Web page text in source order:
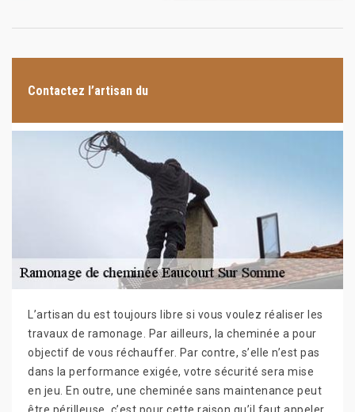
Contactez l’artisan du
L’artisan du est toujours libre si vous voulez réaliser les
travaux de ramonage. Par ailleurs, la cheminée a pour
objectif de vous réchauffer. Par contre, s’elle n’est pas
dans la performance exigée, votre sécurité sera mise
en jeu. En outre, une cheminée sans maintenance peut